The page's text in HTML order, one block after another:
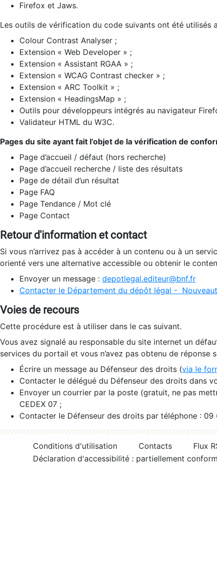
Firefox et Jaws.
Les outils de vérification du code suivants ont été utilisés
Colour Contrast Analyser ;
Extension « Web Developer » ;
Extension « Assistant RGAA » ;
Extension « WCAG Contrast checker » ;
Extension « ARC Toolkit » ;
Extension « HeadingsMap » ;
Outils pour développeurs intégrés au navigateur
Validateur HTML du W3C.
Pages du site ayant fait l’objet de la vérification de
Page d’accueil / défaut (hors recherche)
Page d’accueil recherche / liste des résultats
Page de détail d’un résultat
Page FAQ
Page Tendance / Mot clé
Page Contact
Retour d'information et contact
Si vous n’arrivez pas à accéder à un contenu ou à un
orienté vers une alternative accessible ou obtenir le
Envoyer un message : depotlegal.editeur@bnf.fr
Contacter le Département du dépôt légal -
Voies de recours
Cette procédure est à utiliser dans le cas suivant.
Vous avez signalé au responsable du site internet un
services du portail et vous n’avez pas obtenu de réponse
Écrire un message au Défenseur des droits (via le
Contacter le délégué du Défenseur des droits dans
Envoyer un courrier par la poste (gratuit, ne pas
CEDEX 07 ;
Contacter le Défenseur des droits par téléphone :
Conditions d'utilisation Contacts
Flux
Déclaration d'accessibilité : partiellement